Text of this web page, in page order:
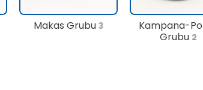
Makas Grubu 3
Kampana-
Grubu 2